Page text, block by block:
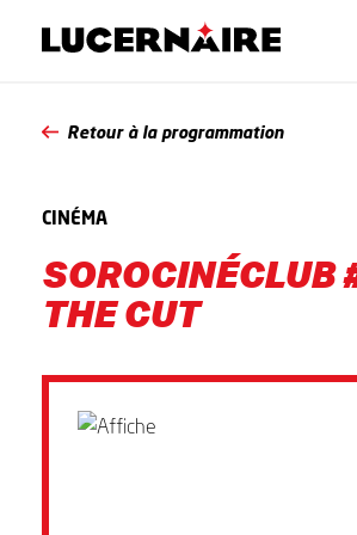
Retour à la programmation
CINÉMA
SOROCINÉCLUB
THE CUT